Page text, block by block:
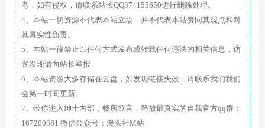
考，如有侵权，请联系站长QQ374155650进行删除处理。
4、本站一切资源不代表本站立场，并不代表本站赞同其观点和对
其真实性负责。
5、本站一律禁止以任何方式发布或转载任何违法的相关信息，访
客发现请向站长举报
6、本站资源大多存储在云盘，如发现链接失效，请联系我们我们
会第一时间更新。
7、带你进入绅士内部，畅所欲言，释放最真实的自我官方qq群：
167200861 微信公众号：漫头社M站